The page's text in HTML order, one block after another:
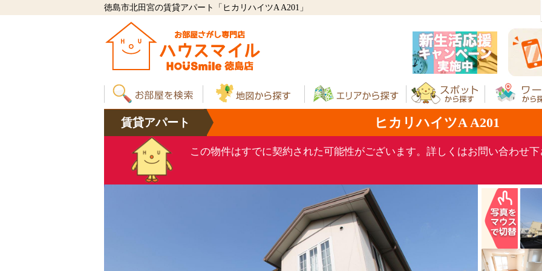
徳島市北田宮の賃貸アパート「ヒカリハイツA A201」
賃貸アパート ヒカリハイツA A201
この物件はすでに契約された可能性がございます。詳しくはお問い合わせ